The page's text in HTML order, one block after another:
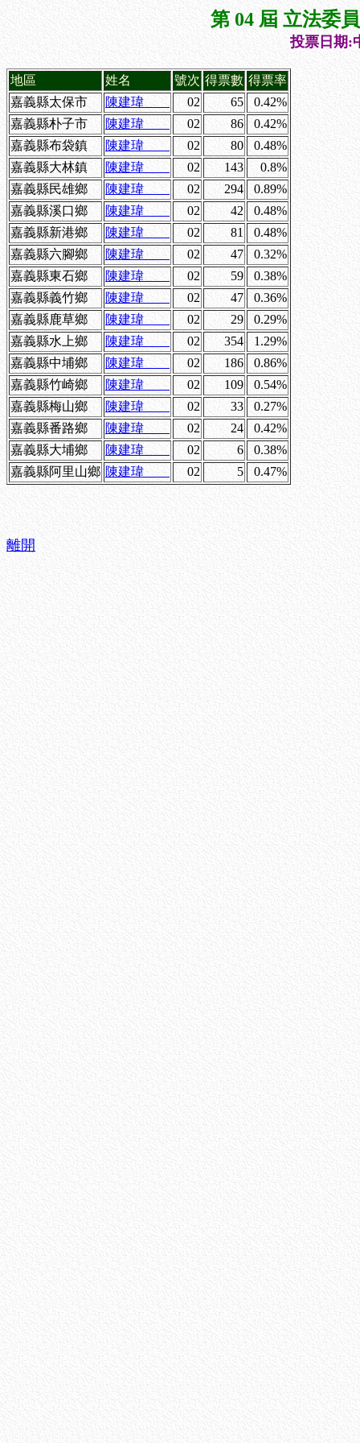
第 04 屆 立法委
投票日期:
地區 姓名 號次 得票數 得票率
嘉義縣太保市
陳建瑋 02 65
0.42%
嘉義縣朴子市
陳建瑋 02 86
0.42%
嘉義縣布袋鎮
陳建瑋 02 80
0.48%
嘉義縣大林鎮
陳建瑋 02 143
0.8%
嘉義縣民雄鄉
陳建瑋 02 294
0.89%
嘉義縣溪口鄉
陳建瑋 02 42
0.48%
嘉義縣新港鄉
陳建瑋 02 81
0.48%
嘉義縣六腳鄉
陳建瑋 02 47
0.32%
嘉義縣東石鄉
陳建瑋 02 59
0.38%
嘉義縣義竹鄉
陳建瑋 02 47
0.36%
嘉義縣鹿草鄉
陳建瑋 02 29
0.29%
嘉義縣水上鄉
陳建瑋 02 354
1.29%
嘉義縣中埔鄉
陳建瑋 02 186
0.86%
嘉義縣竹崎鄉
陳建瑋 02 109
0.54%
嘉義縣梅山鄉
陳建瑋 02 33
0.27%
嘉義縣番路鄉
陳建瑋 02 24
0.42%
嘉義縣大埔鄉
陳建瑋 02 6
0.38%
嘉義縣阿里山鄉 陳建瑋 02 5 0.47%
離開